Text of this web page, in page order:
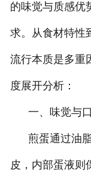
的味觉与质感优
求。从食材特性
流行本质是多重
度展开分析：
一、味觉与口
煎蛋通过油脂
皮，内部蛋液则